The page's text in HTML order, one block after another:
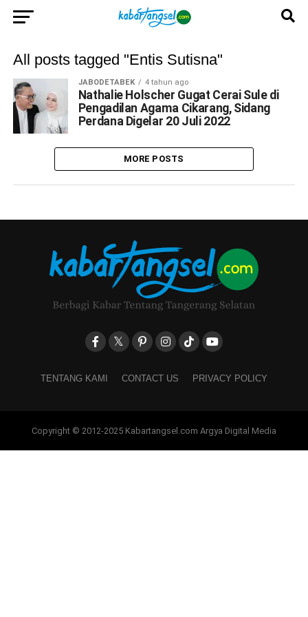
All posts tagged "Entis Sutisna"
JABODETABEK 4 tahun ago
Nathalie Holscher Gugat Cerai Sule di
Pengadilan Agama Cikarang, Sidang
Perdana Digelar 20 Juli 2022
MORE POSTS
TENTANG KAMI CONTACT US PRIVACY POLICY
Copyright © 2012-2025 Kabartangsel.com Argya Digital Media